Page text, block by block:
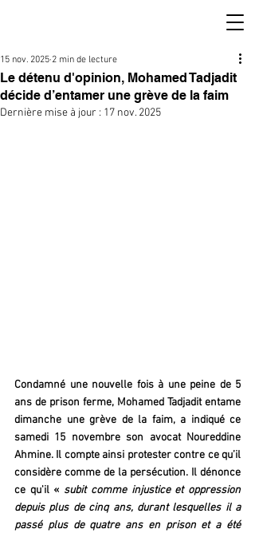
Le détenu d'opinion, Mohamed Tadjadit
décide d’entamer une grève de la faim
15 nov. 2025 2 min de lecture
Dernière mise à jour : 17 nov. 2025
Condamné une nouvelle fois à une peine de 5
ans de prison ferme, Mohamed Tadjadit entame
dimanche une grève de la faim, a indiqué ce
samedi 15 novembre son avocat Noureddine
Ahmine. Il compte ainsi protester contre ce qu’il
considère comme de la persécution. Il dénonce
ce qu'il « subit comme injustice et oppression
depuis plus de cinq ans, durant lesquelles il a
passé plus de quatre ans en prison et a été